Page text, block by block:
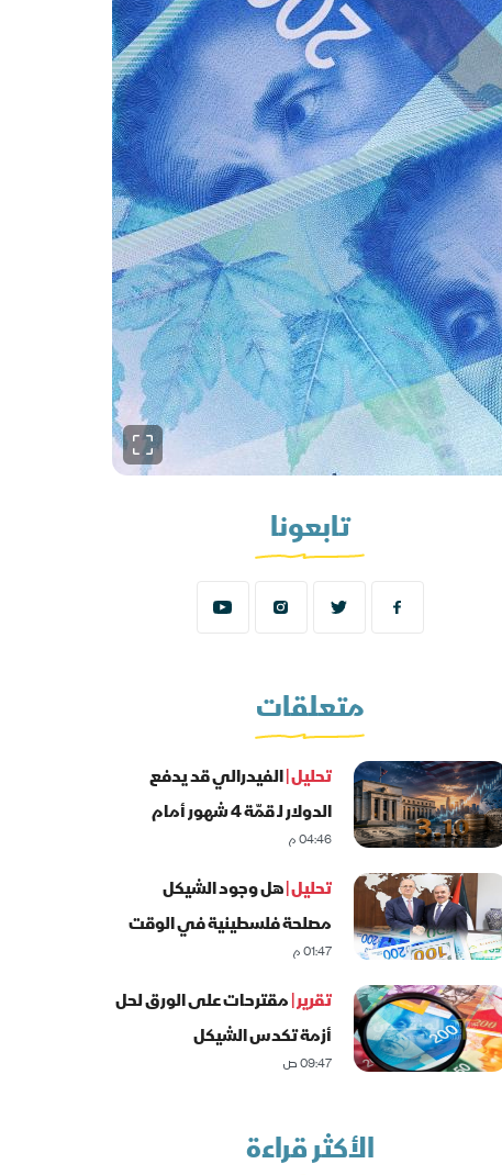
تابعونا
متعلقات
تحليل |الفيدرالي قد يدفع
الدولار لـ قمّة 4 شهور أمام
الشيكل
04:46 م
تحليل |هل وجود الشيكل
مصلحة فلسطينية في الوقت
الحالي؟
01:47 م
تقرير |مقترحات على الورق لحل
أزمة تكدس الشيكل
09:47 ص
الأكثر قراءة